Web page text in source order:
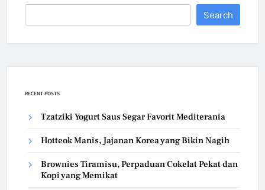
Search
RECENT POSTS
Tzatziki Yogurt Saus Segar Favorit Mediterania
Hotteok Manis, Jajanan Korea yang Bikin Nagih
Brownies Tiramisu, Perpaduan Cokelat Pekat dan
Kopi yang Memikat